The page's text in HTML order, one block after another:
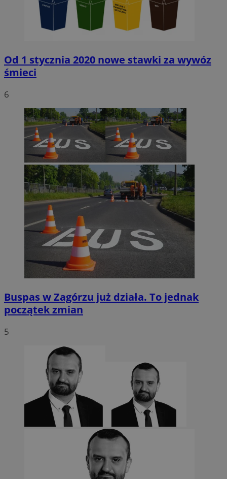
Od 1 stycznia 2020 nowe stawki za wywóz
śmieci
6
Buspas w Zagórzu już działa. To jednak
początek zmian
5